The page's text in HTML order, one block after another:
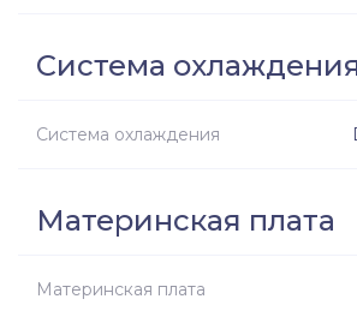
Система
Система охлаждения
Материнская плата
Материнская плата